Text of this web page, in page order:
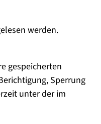
werden.
gespeicherten
Sperrung
unter der im